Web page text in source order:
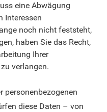
eine Abwägung
Interessen
noch nicht feststeht,
haben Sie das Recht,
Ihrer
verlangen.
personenbezogenen
diese Daten – von